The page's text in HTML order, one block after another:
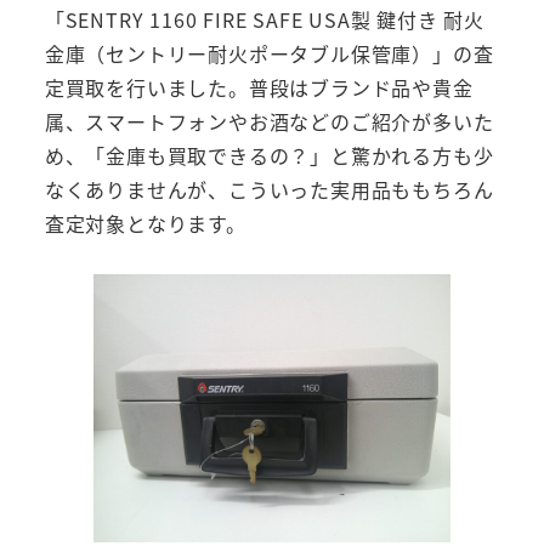
「SENTRY 1160 FIRE SAFE USA製 鍵付き 耐火
金庫（セントリー耐火ポータブル保管庫）」の査
定買取を行いました。普段はブランド品や貴金
属、スマートフォンやお酒などのご紹介が多いた
め、「金庫も買取できるの？」と驚かれる方も少
なくありませんが、こういった実用品ももちろん
査定対象となります。